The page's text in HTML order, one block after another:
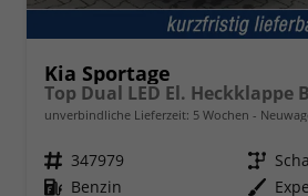
Kia Sportage
Top Dual LED El. Heckklappe
unverbindliche Lieferzeit: 5 Wochen
Fahrzeugnr. 347979 Getriebe
Kraftstoff Benzin Außenfarbe